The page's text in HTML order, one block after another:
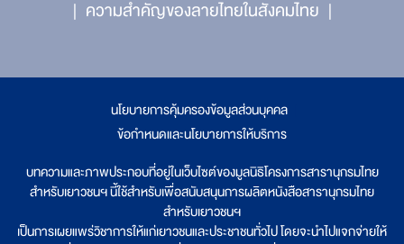
ความสำคัญของลายไทยในสังคมไทย
นโยบายการคุ้มครองข้อมูลส่วนบุคคล
ข้อกำหนดและนโยบายการให้บริการ
บทความและภาพประกอบที่อยู่ในเว็บไซต์ของมูลนิธิโครงการสารานุกรมไทย
สำหรับเยาวชนฯ นี้ใช้สำหรับเพื่อสนับสนุนการผลิตหนังสือสารานุกรมไทย
สำหรับเยาวชนฯ
เป็นการเผยแพร่วิชาการให้แก่เยาวชนและประชาชนทั่วไป โดยจะนำไปแจกจ่ายให้